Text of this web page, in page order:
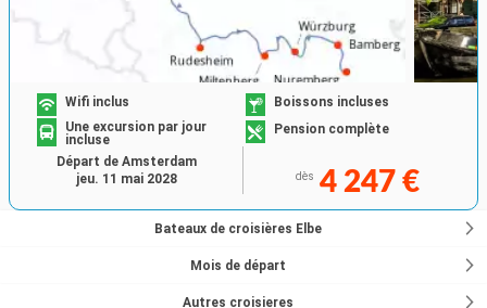
Wifi inclus
Boissons incluses
Une excursion par jour
incluse
Pension complète
dès 4 247 €
Départ de Amsterdam
jeu. 11 mai 2028
Bateaux de croisières Elbe
Mois de départ
Autres croisieres